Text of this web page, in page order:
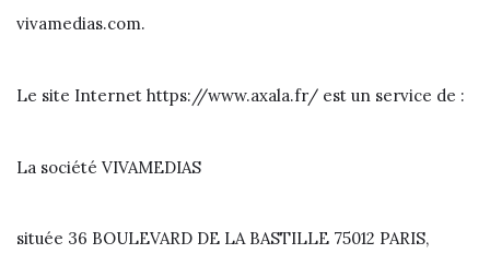
vivamedias.com.
Le site Internet https://www.axala.fr/ est un service de :
La société VIVAMEDIAS
située 36 BOULEVARD DE LA BASTILLE 75012 PARIS,